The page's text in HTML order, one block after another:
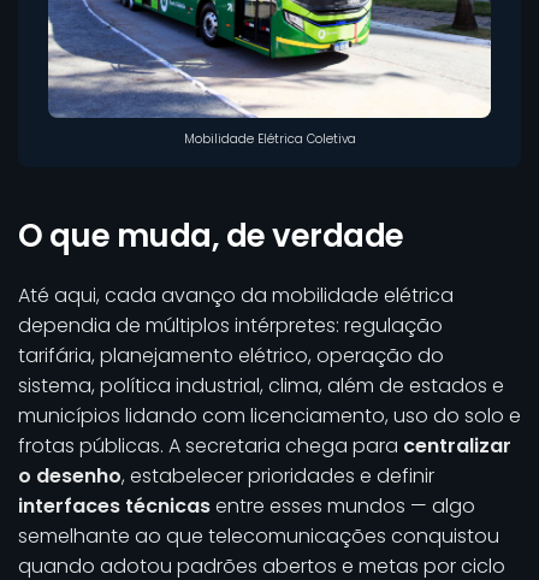
Mobilidade Elétrica Coletiva
O que muda, de verdade
Até aqui, cada avanço da mobilidade elétrica
dependia de múltiplos intérpretes: regulação
tarifária, planejamento elétrico, operação do
sistema, política industrial, clima, além de estados e
municípios lidando com licenciamento, uso do solo e
frotas públicas. A secretaria chega para centralizar
o desenho, estabelecer prioridades e definir
interfaces técnicasentre esses mundos — algo
semelhante ao que telecomunicações conquistou
quando adotou padrões abertos e metas por ciclo